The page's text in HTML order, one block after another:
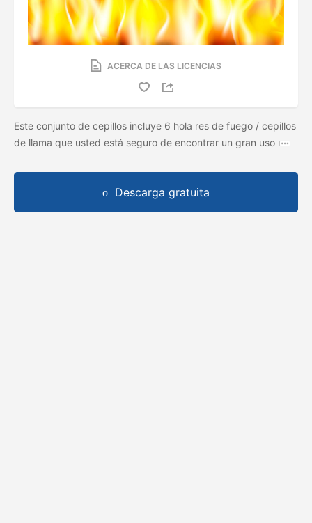
ACERCA DE LAS LICENCIAS
Este conjunto de cepillos incluye 6 hola res de fuego / cepillos
de llama que usted está seguro de encontrar un gran uso
Descarga gratuita